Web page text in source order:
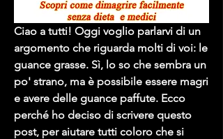
Ciao a tutti! Oggi voglio parlarvi di un
argomento che riguarda molti di voi: le
guance grasse. Sì, lo so che sembra un
po' strano, ma è possibile essere magri
e avere delle guance paffute. Ecco
perché ho deciso di scrivere questo
post, per aiutare tutti coloro che si